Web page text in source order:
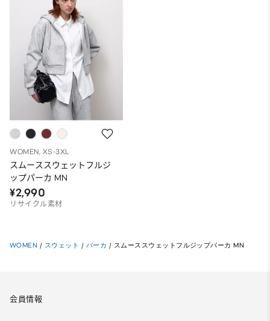
WOMEN, XS-3XL
スムーススウェットフルジ
ップパーカ MN
¥2,990
リサイクル素材
WOMEN / スウェット / パーカ / スムーススウェットフルジップパーカ MN
会員情報